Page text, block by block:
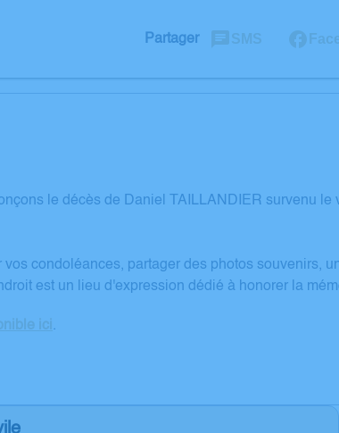
Partager SMS
le décès de Daniel TAILLANDIER survenu le
condoléances, partager des photos souvenirs,
est un lieu d'expression dédié à honorer la
ici .